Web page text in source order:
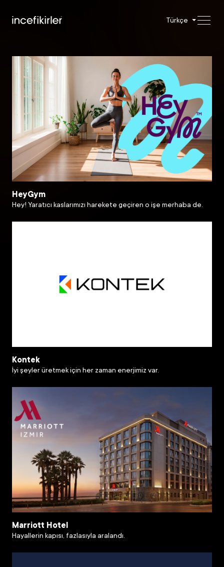
Türkçe
HeyGym
Hey! Yaratıcı kaslarımızı harekete geçiren o işe merhaba de.
Kontek
İyi şeyler üretmek için her zaman enerjimiz var.
Marriott Hotel
Hayallerin kapısı, fazlasıyla aralandı.